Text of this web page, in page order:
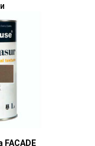
FACADE